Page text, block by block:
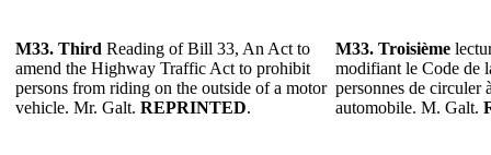
M33. Third Reading of Bill 33, An Act to
amend the Highway Traffic Act to prohibit
persons from riding on the outside of a motor
vehicle. Mr. Galt. REPRINTED.
M33. Troisième
modifiant le Code de
personnes de circuler
automobile. M. Galt.